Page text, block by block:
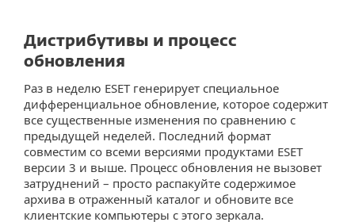
Дистрибутивы и процесс
обновления
Раз в неделю ESET генерирует специальное
дифференциальное обновление, которое содержит
все существенные изменения по сравнению с
предыдущей неделей. Последний формат
совместим со всеми версиями продуктами ESET
версии 3 и выше. Процесс обновления не вызовет
затруднений – просто распакуйте содержимое
архива в отраженный каталог и обновите все
клиентские компьютеры с этого зеркала.